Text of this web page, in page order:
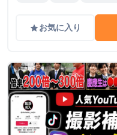
gradeお気に入り